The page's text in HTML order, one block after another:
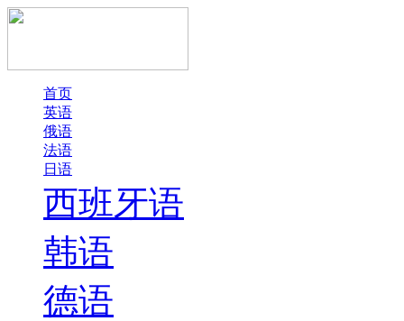
首页
英语
俄语
法语
日语
西班牙语
韩语
德语